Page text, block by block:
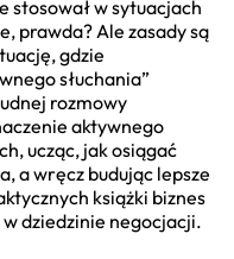
w sytuacjach
prawda? Ale zasady są
gdzie
słuchania”
rozmowy
aktywnego
ucząc, jak osiągać
a wręcz budując lepsze
książki biznes
dziedzinie negocjacji.